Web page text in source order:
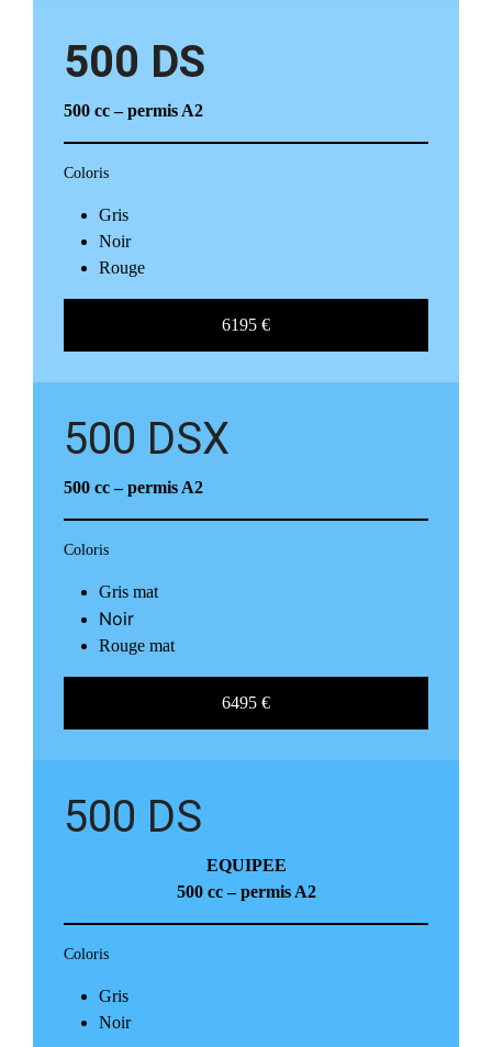
500 DS
500 cc – permis A2
Coloris
Gris
Noir
Rouge
6195 €
500 DSX
500 cc– permis A2
Coloris
Gris mat
Noir
Rouge mat
6495 €
500 DS
EQUIPEE
500 cc– permis A2
Coloris
Gris
Noir